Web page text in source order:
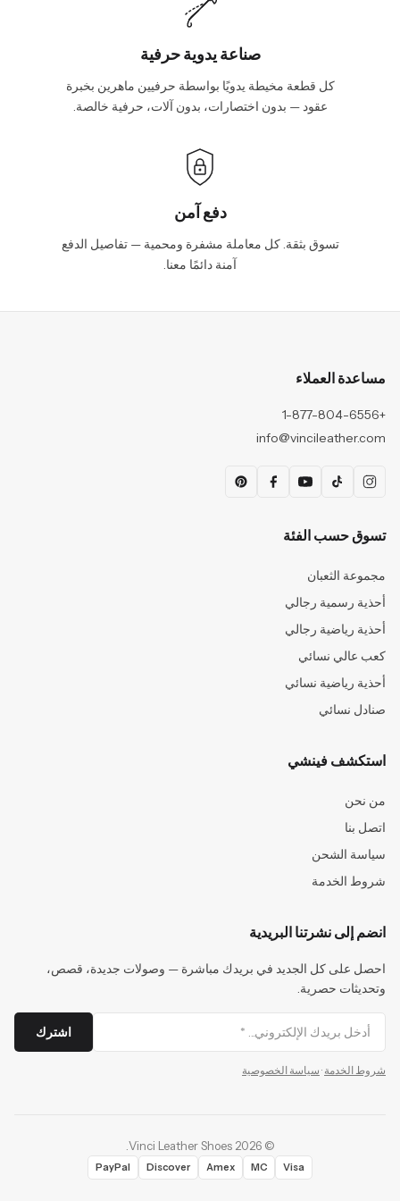
صناعة يدوية حرفية
كل قطعة مخيطة يدويًا بواسطة حرفيين ماهرين بخبرة
عقود — بدون اختصارات، بدون آلات، حرفية خالصة.
دفع آمن
تسوق بثقة. كل معاملة مشفرة ومحمية — تفاصيل الدفع
آمنة دائمًا معنا.
مساعدة العملاء
+1-877-804-6556
info@vincileather.com
تسوق حسب الفئة
مجموعة الثعبان
أحذية رسمية رجالي
أحذية رياضية رجالي
كعب عالي نسائي
أحذية رياضية نسائي
صنادل نسائي
استكشف فينشي
من نحن
اتصل بنا
سياسة الشحن
شروط الخدمة
انضم إلى نشرتنا البريدية
احصل على كل الجديد في بريدك مباشرة — وصولات جديدة، قصص،
وتحديثات حصرية.
اشترك
شروط الخدمة · سياسة الخصوصية
©
2026
Vinci Leather Shoes
Visa
MC
Amex
Discover
PayPal